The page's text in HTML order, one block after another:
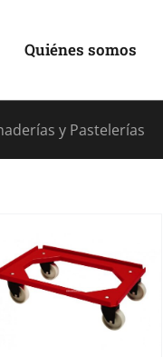
Quiénes somos
y Pastelerías